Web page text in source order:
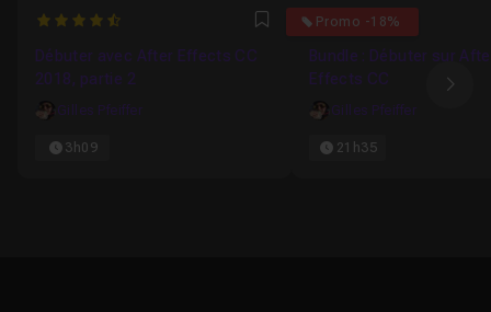
4.7826086956522 Favori
Débuter avec After Effects CC
2018, partie 2
Gilles Pfeiffer
3h09
Promo -18%
4.25
Bundle : Débuter sur
Effects CC
Gilles Pfeiffer
21h35